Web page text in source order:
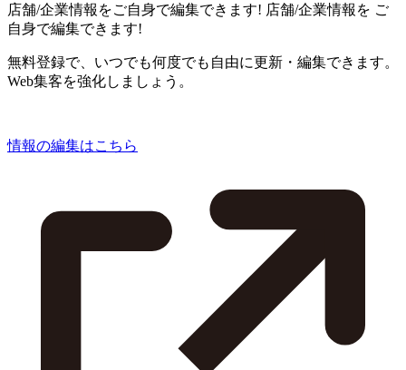
店舗/企業情報をご自身で編集できます! 店舗/企業情報を ご
自身で編集できます!
無料登録で、いつでも何度でも自由に更新・編集できます。
Web集客を強化しましょう。
情報の編集はこちら